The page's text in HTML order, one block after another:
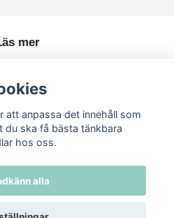
mer
Kontakt
att anpassa det innehåll som
ska få bästa tänkbara
hos oss.
alla